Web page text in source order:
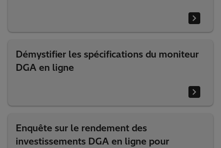
Démystifier les spécifications du moniteur
DGA en ligne
Enquête sur le rendement des
investissements DGA en ligne pour